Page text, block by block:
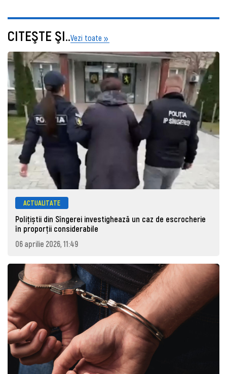
CITEŞTE ŞI..Vezi toate
ACTUALITATE
Polițiștii din Sîngerei investighează un caz de escrocherie
în proporții considerabile
06 aprilie 2026, 11:49